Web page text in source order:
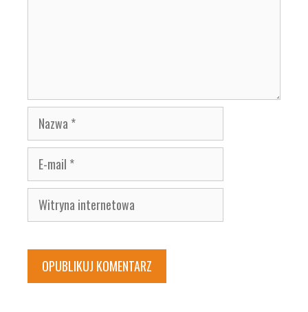
Nazwa
E-
mail
Witryna
internetowa